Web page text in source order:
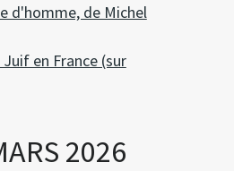
d'homme, de Michel
en France (sur
2026